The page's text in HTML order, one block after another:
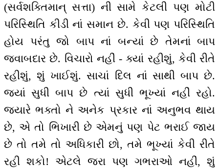
(સર્વશક્તિમાન્ સત્તા) ની સામે કેટલી પણ મોટી
પરિસ્થિતિ કીડી નાં સમાન છે. કેવી પણ પરિસ્થિતિ
હોય પરંતુ જો બાપ નાં બન્યાં છે તેમનાં બાપ
જવાબદાર છે. વિચારો નહીં - ક્યાં રહીશું, કેવી રીતે
રહીશું, શું ખાઈશું. સાચાં દિલ નાં સાથી બાપ છે.
જ્યાં સુધી બાપ છે ત્યાં સુધી ભૂખ્યાં નહીં રહો.
જ્યારે ભક્તો ને અનેક પ્રકાર નાં અનુભવ થાય
છે, એ તો ભિખારી છે એમનું પણ પેટ ભરાઈ જાય
છે તો તમે તો અધિકારી છો, તમે ભૂખ્યાં કેવી રીતે
રહી શકો! એટલે જરા પણ ગભરાઓ નહીં, શું